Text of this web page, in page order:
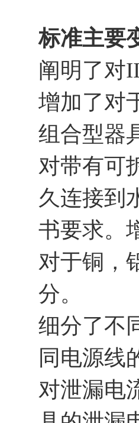
标准主要
阐明了对
增加了对
组合型器
对带有可
久连接到
书要求。
对于铜，
分。
细分了不
同电源线
对泄漏电